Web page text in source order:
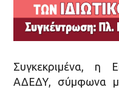
Συγκεκριμένα, η
ΑΔΕΔΥ, σύμφωνα